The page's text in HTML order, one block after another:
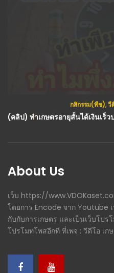
กสิกรรม(พืช),วี
About Us
เว็บ https://
โดยการ Encode จาก Youtube
กับกับการเกษตร และเป็นเว็บโป
โปรโมทโพสอีกที ที่เพจ : วีดีโอ เก